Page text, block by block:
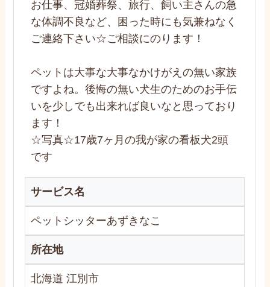
お仕事、冠婚葬祭、旅行、飼い主さんの急
な体調不良など、困った時にも気兼ねなく
ご連絡下さい☆ご相談にのります！
ペットは大事な大事なかけがえの無い家族
ですよね。後悔の無い犬生のためのお手伝
いを少しでも出来れば良いなと思っており
ます！
☆写真☆17歳7ヶ月の我が家の看板犬2頭
です
サービス名
ペットシッターあずきなこ
所在地
北海道 江別市